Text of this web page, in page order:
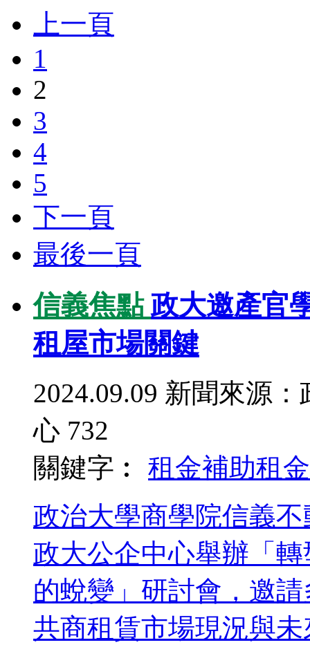
上一頁
1
2
3
4
5
下一頁
最後一頁
信義焦點政大邀產官
租屋市場關鍵
2024.09.09 新聞來源：
心 732
關鍵字︰ 租金補助租
政治大學商學院信義
政大公企中心舉辦「
的蛻變」研討會，邀
共商租賃市場現況與